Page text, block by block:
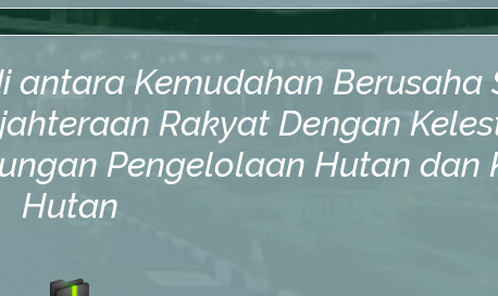
antara Kemudahan Berusaha
Rakyat Dengan
Pengelolaan Hutan dan
Hutan